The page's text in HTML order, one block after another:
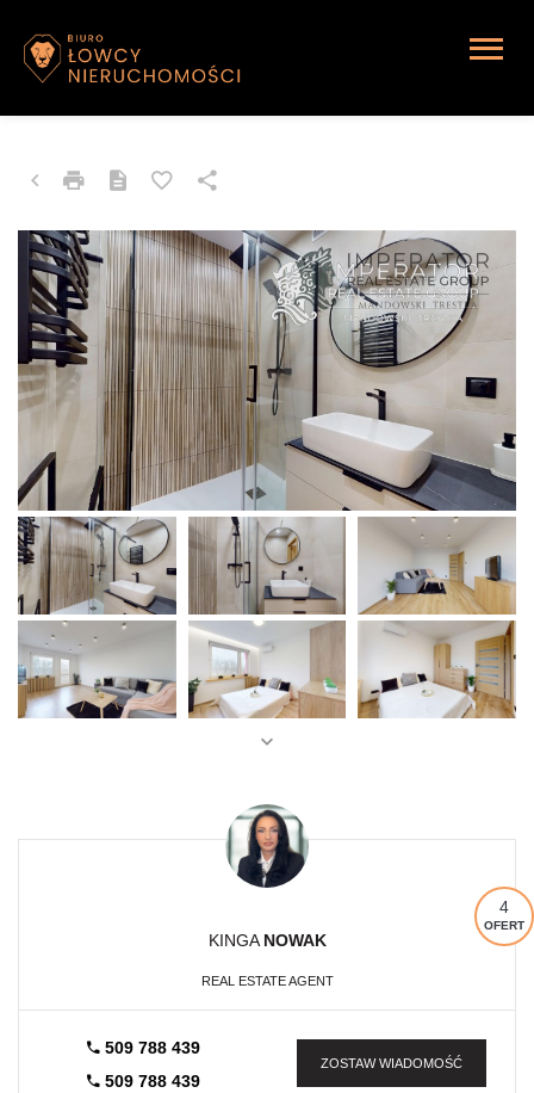
Katowice, Giszowiec
4
OFERT
KINGA NOWAK
REAL ESTATE AGENT
509 788 439
509 788 439
ZOSTAW WIADOMOŚĆ